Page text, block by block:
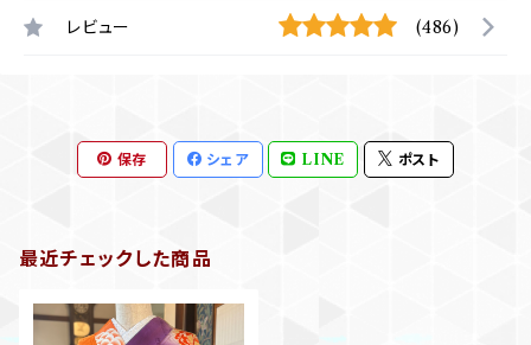
レビュー (486)
保存 シェア LINE ポスト
最近チェックした商品